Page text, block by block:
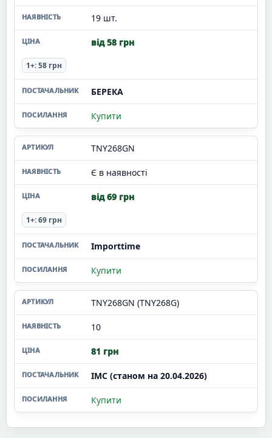
19 шт.
від 58 грн
1+: 58 грн
БЕРЕКА
Купити
TNY268GN
Є в наявності
від 69 грн
1+: 69 грн
Importtime
Купити
TNY268GN (TNY268G)
10
81 грн
ІМС (станом на 20.04.2026)
Купити